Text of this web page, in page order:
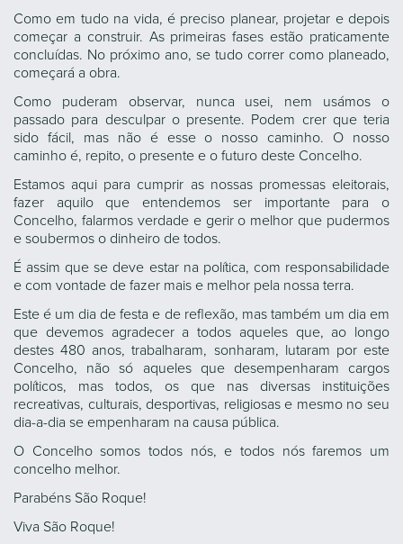
Como em tudo na vida, é preciso planear, projetar e depois
começar a construir. As primeiras fases estão praticamente
concluídas. No próximo ano, se tudo correr como planeado,
começará a obra.
Como puderam observar, nunca usei, nem usámos o
passado para desculpar o presente. Podem crer que teria
sido fácil, mas não é esse o nosso caminho. O nosso
caminho é, repito, o presente e o futuro deste Concelho.
Estamos aqui para cumprir as nossas promessas eleitorais,
fazer aquilo que entendemos ser importante para o
Concelho, falarmos verdade e gerir o melhor que pudermos
e soubermos o dinheiro de todos.
É assim que se deve estar na política, com responsabilidade
e com vontade de fazer mais e melhor pela nossa terra.
Este é um dia de festa e de reflexão, mas também um dia em
que devemos agradecer a todos aqueles que, ao longo
destes 480 anos, trabalharam, sonharam, lutaram por este
Concelho, não só aqueles que desempenharam cargos
políticos, mas todos, os que nas diversas instituições
recreativas, culturais, desportivas, religiosas e mesmo no seu
dia-a-dia se empenharam na causa pública.
O Concelho somos todos nós, e todos nós faremos um
concelho melhor.
Parabéns São Roque!
Viva São Roque!